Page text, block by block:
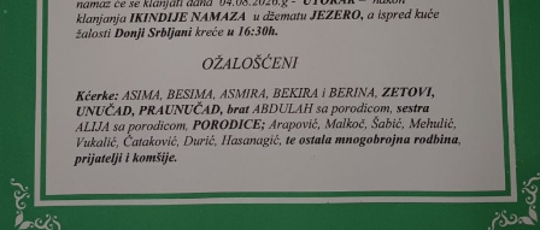
sestrične, bratići, bratišne te porodiceĐogić, Topčagić,
Bešić, Toromanovići ostala mnogobrojna rodbina,
Share Post
Share